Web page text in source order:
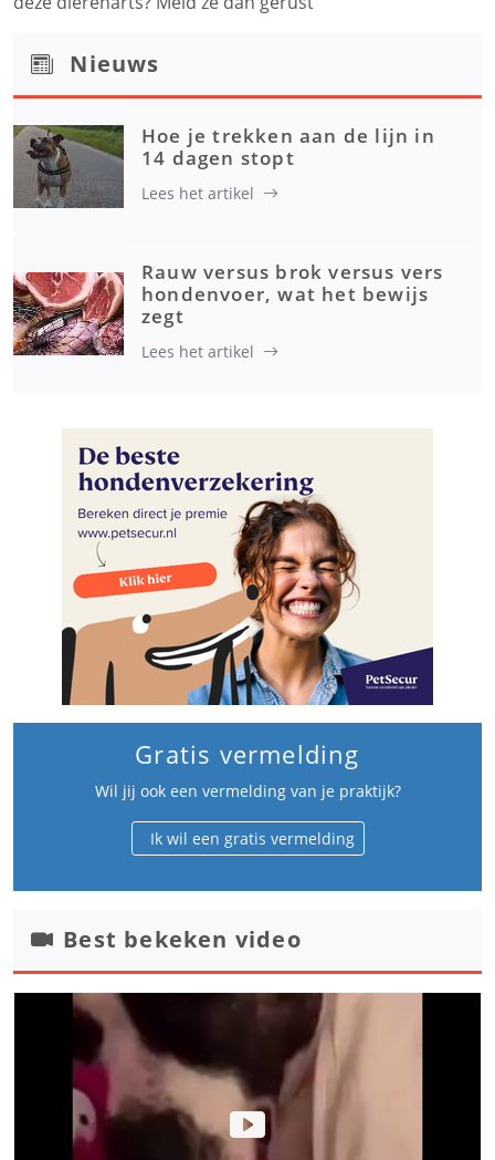
Nieuws
Hoe je trekken aan de lijn in
14 dagen stopt
Lees het artikel
Rauw versus brok versus vers
hondenvoer, wat het bewijs
zegt
Lees het artikel
Gratis vermelding
Wil jij ook een vermelding van je praktijk?
Ik wil een gratis vermelding
Best bekeken video